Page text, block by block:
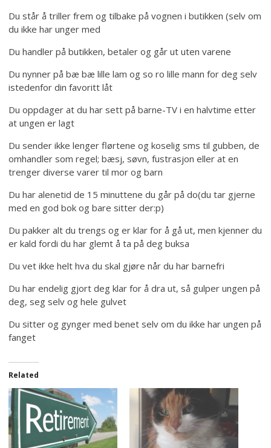
Du står å triller frem og tilbake på vognen i butikken (selv om
du ikke har unger med
Du handler på butikken, betaler og går ut uten varene
Du nynner på bæ bæ lille lam og so ro lille mann for deg selv
istedenfor din favoritt låt
Du oppdager at du har sett på barne-TV i en halvtime etter
at ungen er lagt
Du sender ikke lenger flørtene og koselig sms til gubben, de
omhandler som regel; bæsj, søvn, fustrasjon eller at en
trenger diverse varer til mor og barn
Du har alenetid de 15 minuttene du går på do(du tar gjerne
med en god bok og bare sitter der:p)
Du pakker alt du trengs og er klar for å gå ut, men kjenner du
er kald fordi du har glemt å ta på deg buksa
Du vet ikke helt hva du skal gjøre når du har barnefri
Du har endelig gjort deg klar for å dra ut, så gulper ungen på
deg, seg selv og hele gulvet
Du sitter og gynger med benet selv om du ikke har ungen på
fanget
Related